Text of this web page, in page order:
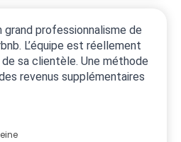
professionnalisme de
L’équipe est réellement
sa clientèle. Une méthode
revenus supplémentaires